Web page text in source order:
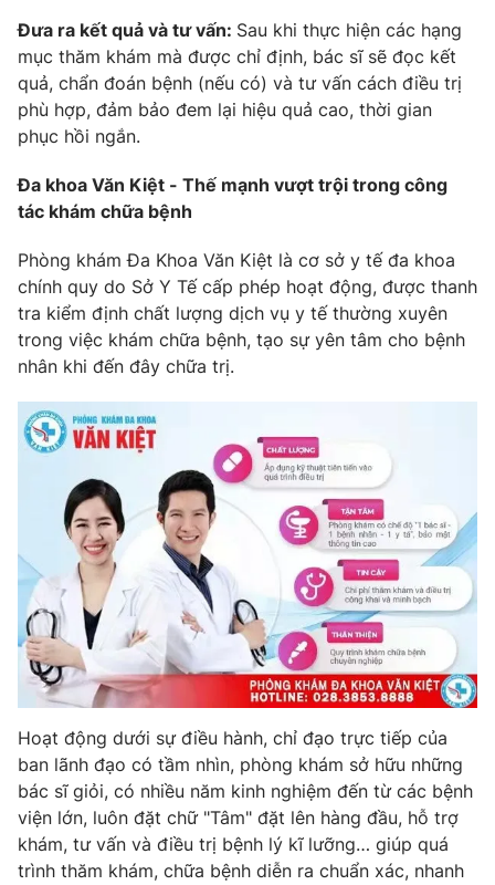
Đưa ra kết quả và tư vấn: Sau khi thực hiện các hạng
mục thăm khám mà được chỉ định, bác sĩ sẽ đọc kết
quả, chẩn đoán bệnh (nếu có) và tư vấn cách điều trị
phù hợp, đảm bảo đem lại hiệu quả cao, thời gian
phục hồi ngắn.
Đa khoa Văn Kiệt - Thế mạnh vượt trội trong công
tác khám chữa bệnh
Phòng khám Đa Khoa Văn Kiệt là cơ sở y tế đa khoa
chính quy do Sở Y Tế cấp phép hoạt động, được thanh
tra kiểm định chất lượng dịch vụ y tế thường xuyên
trong việc khám chữa bệnh, tạo sự yên tâm cho bệnh
nhân khi đến đây chữa trị.
Hoạt động dưới sự điều hành, chỉ đạo trực tiếp của
ban lãnh đạo có tầm nhìn, phòng khám sở hữu những
bác sĩ giỏi, có nhiều năm kinh nghiệm đến từ các bệnh
viện lớn, luôn đặt chữ "Tâm" đặt lên hàng đầu, hỗ trợ
khám, tư vấn và điều trị bệnh lý kĩ lưỡng… giúp quá
trình thăm khám, chữa bệnh diễn ra chuẩn xác, nhanh